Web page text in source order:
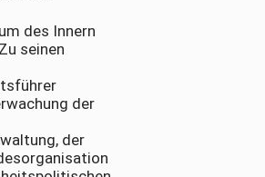
des Innern
seinen
der
der